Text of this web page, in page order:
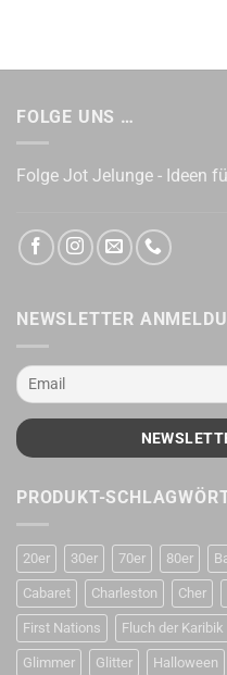
FOLGE UNS …
Folge Jot Jelunge - Ideen
NEWSLETTER
PRODUKT-
20er 30er 70er 80er
Cabaret Charleston Cher
First Nations Fluch der Karibik
Glimmer Glitter Halloween